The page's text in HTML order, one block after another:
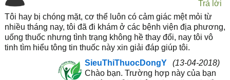
Trả lời
Tôi hay bị chóng mặt, cơ thể luôn có cảm giác mệt mỏi từ
nhiều tháng nay, tôi đã đi khám ở các bệnh viện địa phương,
uống thuốc nhưng tình trạng không hề thay đổi, nay tôi vô
tinh tìm hiểu tông tin thuốc này xin giải đáp giúp tôi.
SieuThiThuocDongY
(13-04-2018)
Chào bạn. Trường hợp này của bạn